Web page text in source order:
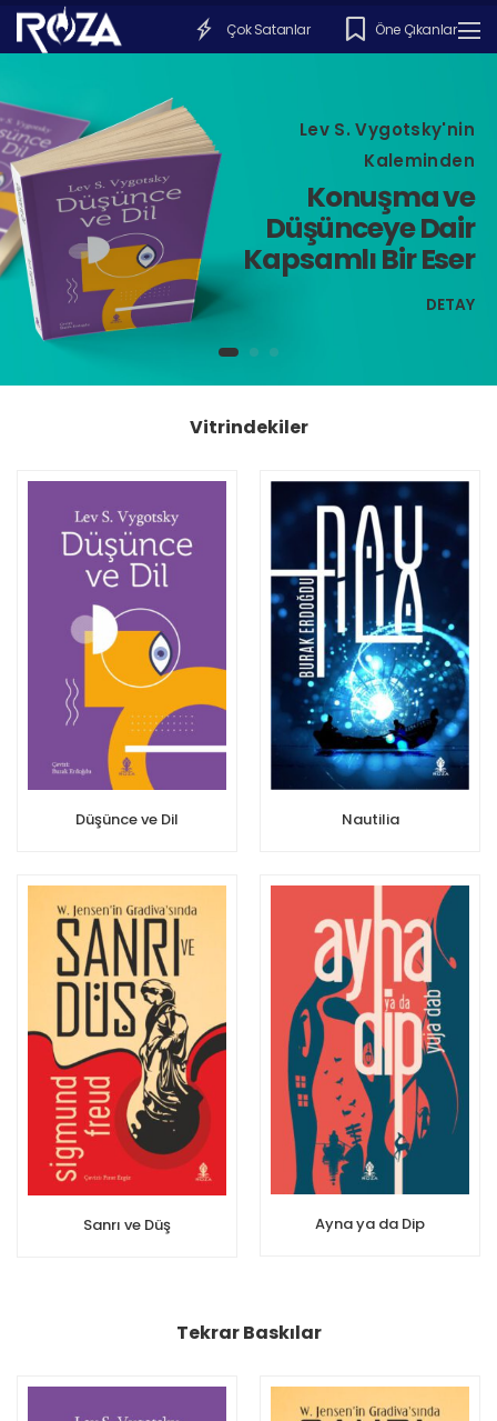
Çok Satanlar Öne Çıkanlar
Lev S. Vygotsky'nin
Kaleminden
Konuşma ve
Düşünceye Dair
Kapsamlı Bir Eser
DETAY
Vitrindekiler
Düşünce ve Dil
Sanrı ve Düş
Nautilia
Ayna ya da Dip
Tekrar Baskılar